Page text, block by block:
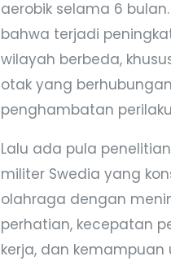
aerobik selama 6
bahwa terjadi
wilayah berbeda,
otak yang
penghambatan
Lalu ada pula
militer Swedia yang
olahraga dengan
perhatian, kecepatan
kerja, dan kemampuan